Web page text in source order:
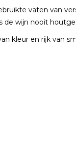
vaten van
de wijn nooit
kleur en rijk van